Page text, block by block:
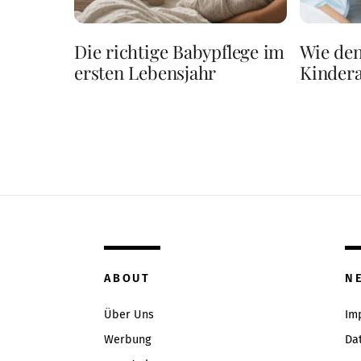
Die richtige Babypflege im
ersten Lebensjahr
Wie
ABOUT
Über Uns
Werbung